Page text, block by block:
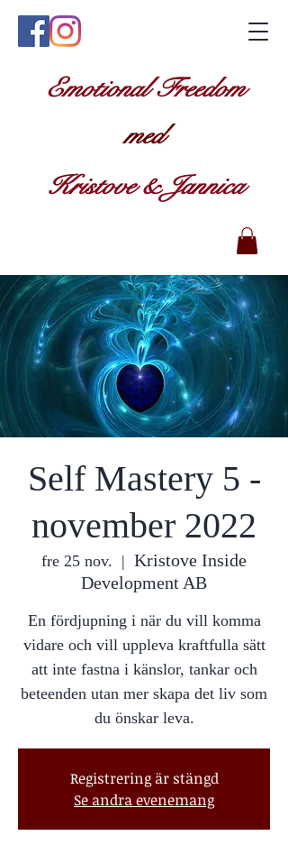
Emotional Freedom
med
Kristove & Jannica
Self Mastery 5 -
november 2022
fre 25 nov.
  |
Kristove Inside
Development AB
En fördjupning i när du vill komma
vidare och vill uppleva kraftfulla sätt
att inte fastna i känslor, tankar och
beteenden utan mer skapa det liv som
du önskar leva.
Registrering är stängd
Se andra evenemang